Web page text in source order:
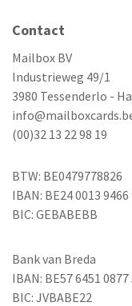
Contact
Mailbox BV
Industrieweg 49/1
3980 Tessenderlo -
(00)32 13 22 98 19
BTW: BE0479778826
IBAN: BE24 0013 9466
BIC: GEBABEBB
Bank van Breda
IBAN: BE57 6451 0877
BIC: JVBABE22